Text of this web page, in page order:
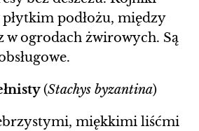
płytkim podłożu, między
w ogrodach żwirowych. Są
(Stachys byzantina)
miękkimi liśćmi